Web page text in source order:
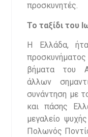
προσκυνητές.
Το ταξίδι του
Η Ελλάδα,
βήματα του
άλλων
συνάντηση με
και πάσης
μεγαλείο
Πολωνός